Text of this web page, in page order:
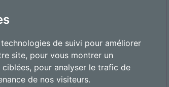
de suivi pour améliorer
site, pour vous montrer un
pour analyser le trafic de
de nos visiteurs.